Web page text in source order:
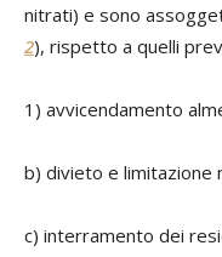
nitrati) e sono
2), rispetto a quelli
1) avvicendamento
b) divieto e limitazione
c) interramento dei